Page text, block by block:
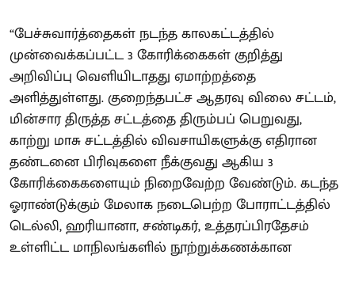
“பேச்சுவார்த்தைகள் நடந்த காலகட்டத்தில்
முன்வைக்கப்பட்ட 3 கோரிக்கைகள் குறித்து
அறிவிப்பு வெளியிடாதது ஏமாற்றத்தை
அளித்துள்ளது. குறைந்தபட்ச ஆதரவு விலை சட்டம்,
மின்சார திருத்த சட்டத்தை திரும்பப் பெறுவது,
காற்று மாசு சட்டத்தில் விவசாயிகளுக்கு எதிரான
தண்டனை பிரிவுகளை நீக்குவது ஆகிய 3
கோரிக்கைகளையும் நிறைவேற்ற வேண்டும். கடந்த
ஓராண்டுக்கும் மேலாக நடைபெற்ற போராட்டத்தில்
டெல்லி, ஹரியானா, சண்டிகர், உத்தரப்பிரதேசம்
உள்ளிட்ட மாநிலங்களில் நூற்றுக்கணக்கான